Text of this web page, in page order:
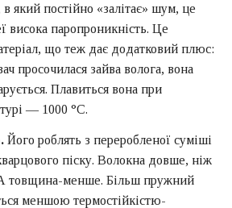
який постійно «залітає» шум, це
висока паропроникність. Це
що теж дає додатковий плюс:
просочилася зайва волога, вона
Плавиться вона при
— 1000 °C.
Його роблять з переробленої суміші
піску. Волокна довше, ніж
А товщина-менше. Більш пружний
меншою термостійкістю-